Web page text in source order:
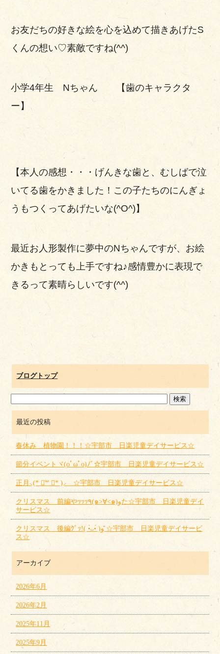
お友だちの好きな絵を心を込めて描きあげたS
くんの想い♡素敵ですね(^^)
小学4年生 Nちゃん 【歯のキャラクタ
ー】
【本人の感想・・・げんきな歯と、むしばで泣
いてる歯をかきました！この子たちのにんぎょ
うもつくってあげたいな(^O^)】
最近お人形製作に夢中のNちゃんですが、お絵
かきもとっても上手ですね♪感情豊かに表現で
きるって素晴らしいです(^^)
ブログトップ
最近の投稿
春休み 植物園！！！☆宇部市 日楽児童デイサービス☆
節分イベントヾ(oﾟωﾟo)ﾉﾞ☆宇部市 日楽児童デイサービス☆
正月⸜(* ॑꒳ ॑* )⸝ ☆宇部市 日楽児童デイサービス☆
クリスマス 前編やｯｯｯ٩(๑>∀<๑)وた☆宇部市 日楽児童デイ
サービス☆
クリスマス 後編ｸﾞｯ!( •̀ᴗ•́ )و ̑̑☆宇部市 日楽児童デイサービ
ス☆
アーカイブ
2026年6月
2026年2月
2025年11月
2025年9月